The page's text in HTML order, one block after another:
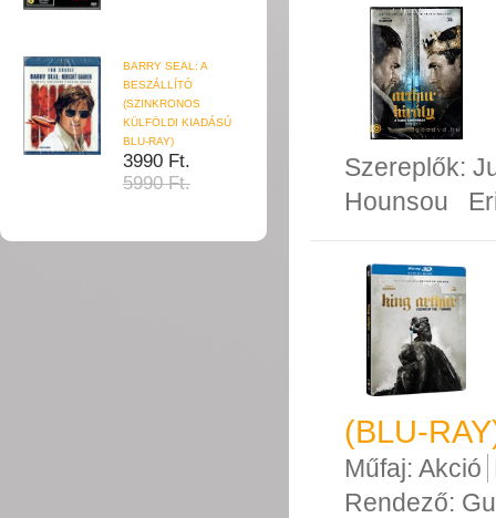
BARRY SEAL: A
BESZÁLLÍTÓ
(SZINKRONOS
KÜLFÖLDI KIADÁSÚ
BLU-RAY)
3990 Ft.
5990 Ft.
Szereplők:
Hounsou
(BLU-
Műfaj: Akció
Rendező: